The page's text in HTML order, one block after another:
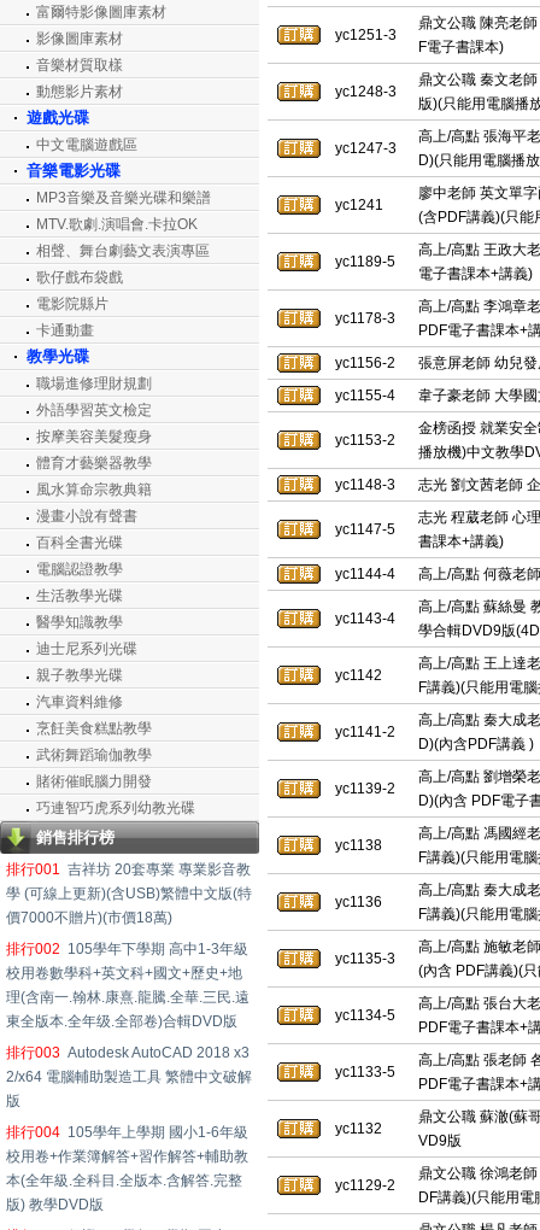
富爾特影像圖庫素材
影像圖庫素材
音樂材質取樣
動態影片素材
遊戲光碟
中文電腦遊戲區
音樂電影光碟
MP3音樂及音樂光碟和樂譜
MTV.歌劇.演唱會.卡拉OK
相聲、舞台劇藝文表演專區
歌仔戲布袋戲
電影院縣片
卡通動畫
教學光碟
職場進修理財規劃
外語學習英文檢定
按摩美容美髮瘦身
體育才藝樂器教學
風水算命宗教典籍
漫畫小說有聲書
百科全書光碟
電腦認證教學
生活教學光碟
醫學知識教學
迪士尼系列光碟
親子教學光碟
汽車資料維修
烹飪美食糕點教學
武術舞蹈瑜伽教學
賭術催眠腦力開發
巧連智巧虎系列幼教光碟
銷售排行榜
排行001 吉祥坊 20套專業 專業影音教
學 (可線上更新)(含USB)繁體中文版(特
價7000不贈片)(市價18萬)
排行002 105學年下學期 高中1-3年級
校用卷數學科+英文科+國文+歷史+地
理(含南一.翰林.康熹.龍騰.全華.三民.遠
東全版本.全年级.全部卷)合輯DVD版
排行003 Autodesk AutoCAD 2018 x3
2/x64 電腦輔助製造工具 繁體中文破解
版
排行004 105學年上學期 國小1-6年級
校用卷+作業簿解答+習作解答+輔助教
本(全年級.全科目.全版本.含解答.完整
版) 教學DVD版
yc1251-3
鼎文公職 陳亮老
F電子書課本)
yc1248-3
鼎文公職 秦文老
版)(只能用電腦播
yc1247-3
高上/高點 張海平
D)(只能用電腦播
yc1241
廖中老師 英文單
(含PDF講義)(只能
yc1189-5
高上/高點 王政大
電子書課本+講義)
yc1178-3
高上/高點 李鴻章
PDF電子書課本+
yc1156-2
張意屏老師 幼兒
yc1155-4
韋子豪老師 大學
yc1153-2
金榜函授 就業安
播放機)中文教學
yc1148-3
志光 劉文茜老師
yc1147-5
志光 程葳老師 心
書課本+講義)
yc1144-4
高上/高點 何薇老
yc1143-4
高上/高點 蘇絲曼
學合輯DVD9版
yc1142
高上/高點 王上達
F講義)(只能用電
yc1141-2
高上/高點 秦大成
D)(內含PDF講義 )
yc1139-2
高上/高點 劉增榮
D)(內含 PDF電子
yc1138
高上/高點 馮國經
F講義)(只能用電
yc1136
高上/高點 秦大成
F講義)(只能用電
yc1135-3
高上/高點 施敏老
(內含 PDF講義)(
yc1134-5
高上/高點 張台大
PDF電子書課本+
yc1133-5
高上/高點 張老師
PDF電子書課本+
yc1132
鼎文公職 蘇澈(蘇
VD9版
yc1129-2
鼎文公職 徐鴻老
DF講義)(只能用電